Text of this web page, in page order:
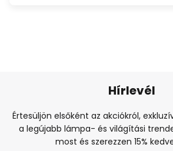
Hírlevél
Értesüljön elsőként az akciókról,
a legújabb lámpa- és világítási
most és szerezzen 15%